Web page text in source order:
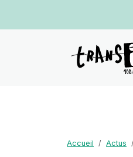
Accueil Actus